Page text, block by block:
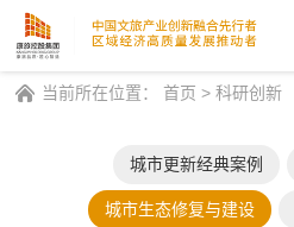
当前所在位置：
首页 >科研创新
城市更新经典案例
城市生态修复与建设